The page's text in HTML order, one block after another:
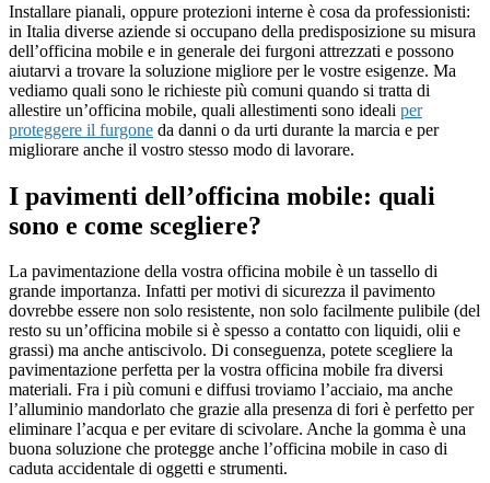
Installare pianali, oppure protezioni interne è cosa da professionisti:
in Italia diverse aziende si occupano della predisposizione su misura
dell’officina mobile e in generale dei furgoni attrezzati e possono
aiutarvi a trovare la soluzione migliore per le vostre esigenze. Ma
vediamo quali sono le richieste più comuni quando si tratta di
allestire un’officina mobile, quali allestimenti sono ideali per
proteggere il furgone da danni o da urti durante la marcia e per
migliorare anche il vostro stesso modo di lavorare.
I pavimenti dell’officina mobile: quali
sono e come scegliere?
La pavimentazione della vostra officina mobile è un tassello di
grande importanza. Infatti per motivi di sicurezza il pavimento
dovrebbe essere non solo resistente, non solo facilmente pulibile (del
resto su un’officina mobile si è spesso a contatto con liquidi, olii e
grassi) ma anche antiscivolo. Di conseguenza, potete scegliere la
pavimentazione perfetta per la vostra officina mobile fra diversi
materiali. Fra i più comuni e diffusi troviamo l’acciaio, ma anche
l’alluminio mandorlato che grazie alla presenza di fori è perfetto per
eliminare l’acqua e per evitare di scivolare. Anche la gomma è una
buona soluzione che protegge anche l’officina mobile in caso di
caduta accidentale di oggetti e strumenti.